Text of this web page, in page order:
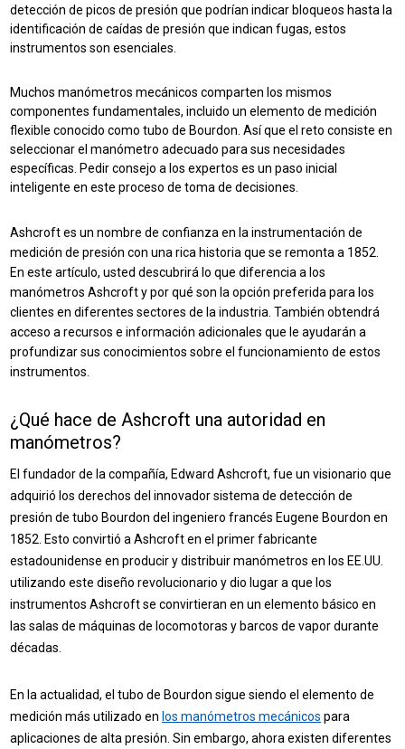
detección de picos de presión que podrían indicar bloqueos hasta la
identificación de caídas de presión que indican fugas, estos
instrumentos son esenciales.
Muchos manómetros mecánicos comparten los mismos
componentes fundamentales, incluido un elemento de medición
flexible conocido como tubo de Bourdon. Así que el reto consiste en
seleccionar el manómetro adecuado para sus necesidades
específicas. Pedir consejo a los expertos es un paso inicial
inteligente en este proceso de toma de decisiones.
Ashcroft es un nombre de confianza en la instrumentación de
medición de presión con una rica historia que se remonta a 1852.
En este artículo, usted descubrirá lo que diferencia a los
manómetros Ashcroft y por qué son la opción preferida para los
clientes en diferentes sectores de la industria. También obtendrá
acceso a recursos e información adicionales que le ayudarán a
profundizar sus conocimientos sobre el funcionamiento de estos
instrumentos.
¿Qué hace de Ashcroft una autoridad en
manómetros?
El fundador de la compañía, Edward Ashcroft, fue un visionario que
adquirió los derechos del innovador sistema de detección de
presión de tubo Bourdon del ingeniero francés Eugene Bourdon en
1852. Esto convirtió a Ashcroft en el primer fabricante
estadounidense en producir y distribuir manómetros en los EE.UU.
utilizando este diseño revolucionario y dio lugar a que los
instrumentos Ashcroft se convirtieran en un elemento básico en
las salas de máquinas de locomotoras y barcos de vapor durante
décadas.
En la actualidad, el tubo de Bourdon sigue siendo el elemento de
medición más utilizado en los manómetros mecánicos para
aplicaciones de alta presión. Sin embargo, ahora existen diferentes